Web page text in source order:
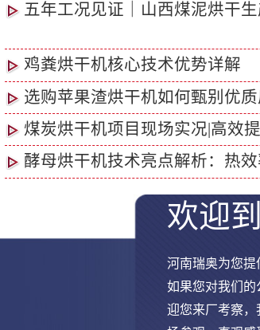
五年工况见证｜山西煤泥烘干
鸡粪烘干机核心技术优势详解
选购苹果渣烘干机如何甄别优质
煤炭烘干机项目现场实况|高效
酵母烘干机技术亮点解析：热
欢迎
河南瑞奥为您提
如果您对我们的
迎您来厂考察